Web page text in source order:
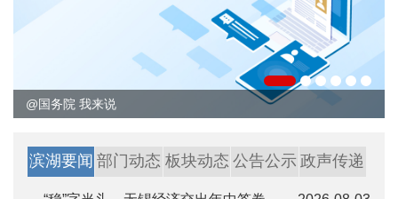
@国务院 我来说
滨湖要闻 部门动态 板块动态 公告公示 政声传递